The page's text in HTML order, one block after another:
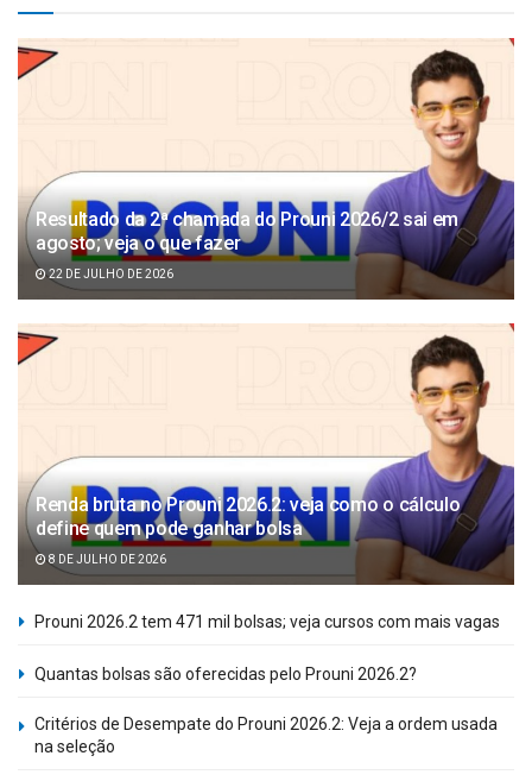
Resultado da 2ª chamada do Prouni 2026/2 sai em
agosto; veja o que fazer
22 DE JULHO DE 2026
Renda bruta no Prouni 2026.2: veja como o cálculo
define quem pode ganhar bolsa
8 DE JULHO DE 2026
Prouni 2026.2 tem 471 mil bolsas; veja cursos com mais vagas
Quantas bolsas são oferecidas pelo Prouni 2026.2?
Critérios de Desempate do Prouni 2026.2: Veja a ordem usada
na seleção